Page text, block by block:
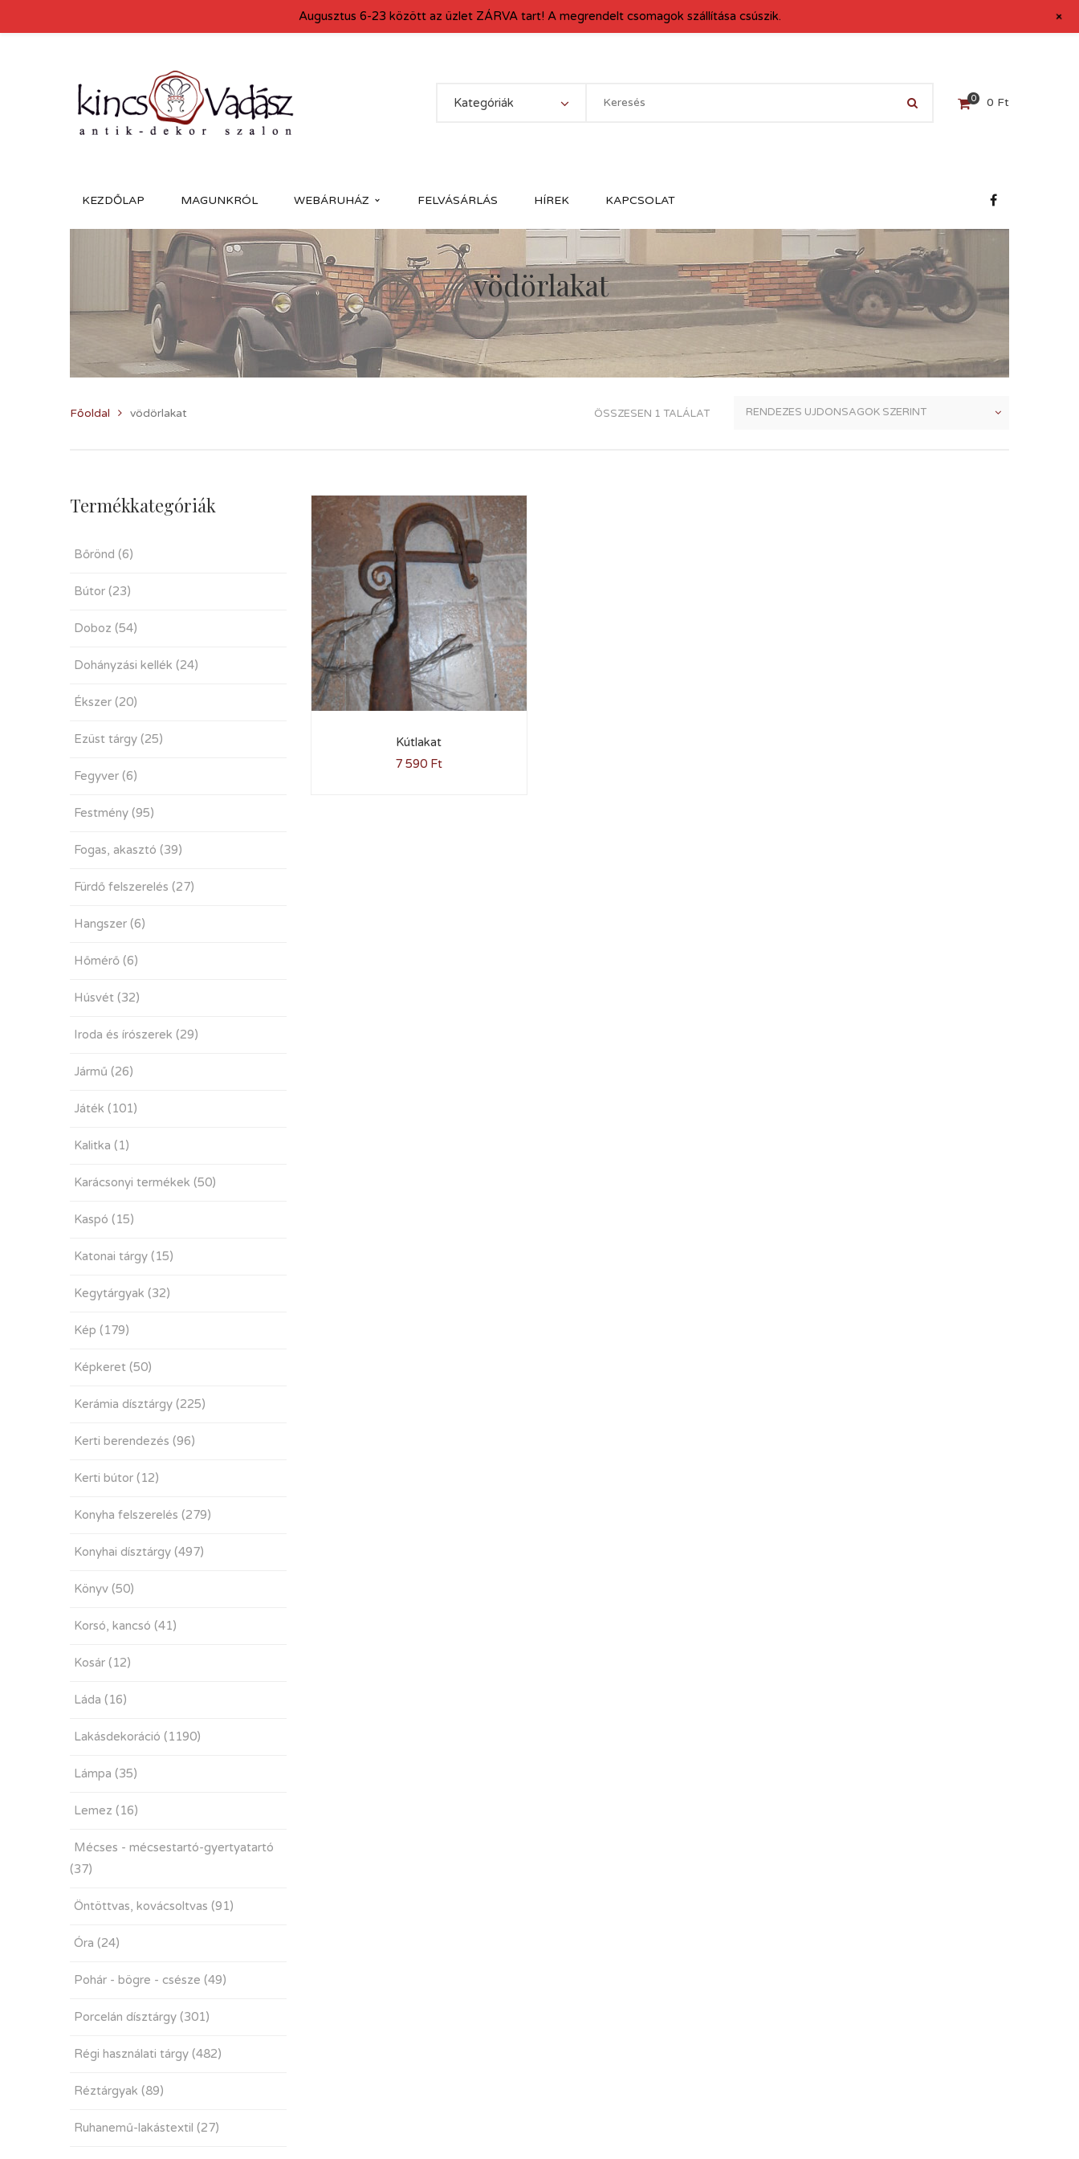
Kategóriák 0 0 Ft
KEZDŐLAP MAGUNKRÓL WEBÁRUHÁZ FELVÁSÁRLÁS HÍREK KAPCSOLAT
vödörlakat
Főoldal vödörlakat ÖSSZESEN 1 TALÁLAT
Termékkategóriák
Bőrönd (6)
Bútor (23)
Doboz (54)
Dohányzási kellék (24)
Ékszer (20)
Ezüst tárgy (25)
Fegyver (6)
Festmény (95)
Fogas, akasztó (39)
Fürdő felszerelés (27)
Hangszer (6)
Hőmérő (6)
Húsvét (32)
Iroda és írószerek (29)
Jármű (26)
Játék (101)
Kalitka (1)
Karácsonyi termékek (50)
Kaspó (15)
Katonai tárgy (15)
Kegytárgyak (32)
Kép (179)
Képkeret (50)
Kerámia dísztárgy (225)
Kerti berendezés (96)
Kerti bútor (12)
Konyha felszerelés (279)
Konyhai dísztárgy (497)
Könyv (50)
Korsó, kancsó (41)
Kosár (12)
Láda (16)
Lakásdekoráció (1190)
Lámpa (35)
Lemez (16)
Mécses - mécsestartó-gyertyatartó
(37)
Öntöttvas, kovácsoltvas (91)
Óra (24)
Pohár - bögre - csésze (49)
Porcelán dísztárgy (301)
Régi használati tárgy (482)
Réztárgyak (89)
Ruhanemű-lakástextil (27)
Kútlakat
7 590 Ft
Augusztus 6-23 között az üzlet ZÁRVA tart! A megrendelt csomagok szállítása csúszik. +